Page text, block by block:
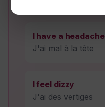
I have a headache
J'ai mal à la tête
I feel dizzy
J'ai des vertiges